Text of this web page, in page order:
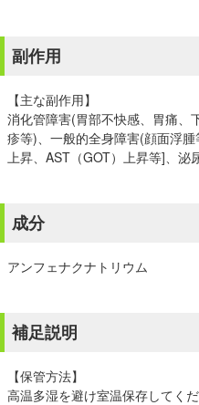
副作用
【主な副作用】
消化管障害(胃部不快感、胃痛、
疹等)、一般的全身障害(顔面浮
上昇、AST（GOT）上昇等]、泌
成分
アンフェナクナトリウム
補足説明
【保管方法】
高温多湿を避け室温保存してくだ